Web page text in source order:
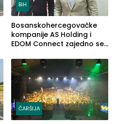
BiH
Bosanskohercegovačke
kompanije AS Holding i
EDOM Connect zajedno se
ČARŠIJA